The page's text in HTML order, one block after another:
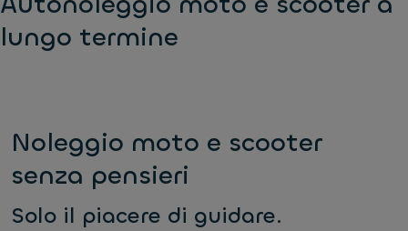
lungo termine
Noleggio moto e scooter
senza pensieri
Solo il piacere di guidare.